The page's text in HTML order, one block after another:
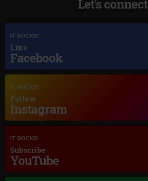
Let's connect
IT ROCKS!
Like
Facebook
IT ROCKS!
Follow
Instagram
IT ROCKS!
Subscribe
YouTube